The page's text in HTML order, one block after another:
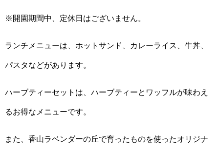
※開園期間中、定休日はございません。
ランチメニューは、ホットサンド、カレーライス、牛丼、
パスタなどがあります。
ハーブティーセットは、ハーブティーとワッフルが味わえ
るお得なメニューです。
また、香山ラベンダーの丘で育ったものを使ったオリジナ